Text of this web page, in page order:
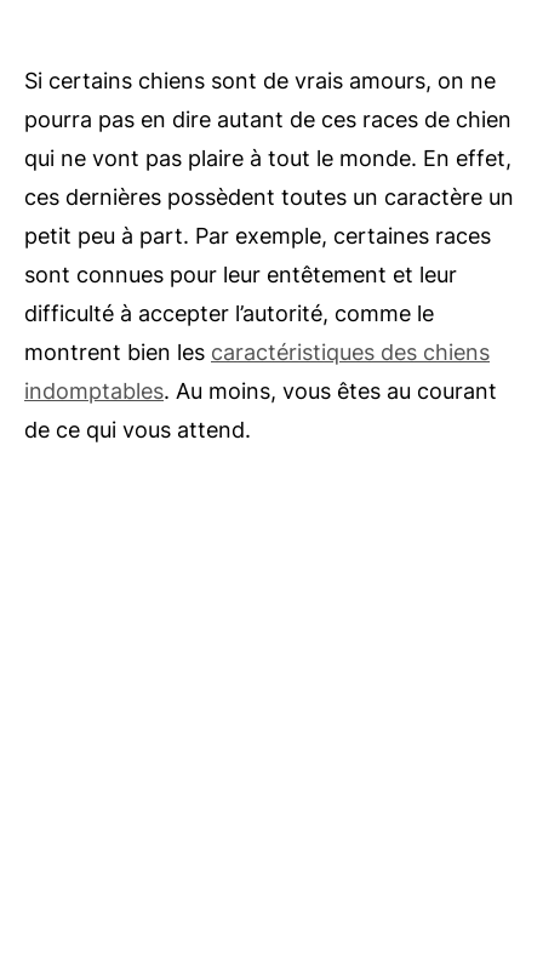
Si certains chiens sont de vrais amours, on ne
pourra pas en dire autant de ces races de chien
qui ne vont pas plaire à tout le monde. En effet,
ces dernières possèdent toutes un caractère un
petit peu à part. Par exemple, certaines races
sont connues pour leur entêtement et leur
difficulté à accepter l’autorité, comme le
montrent bien les caractéristiques des chiens
indomptables. Au moins, vous êtes au courant
de ce qui vous attend.